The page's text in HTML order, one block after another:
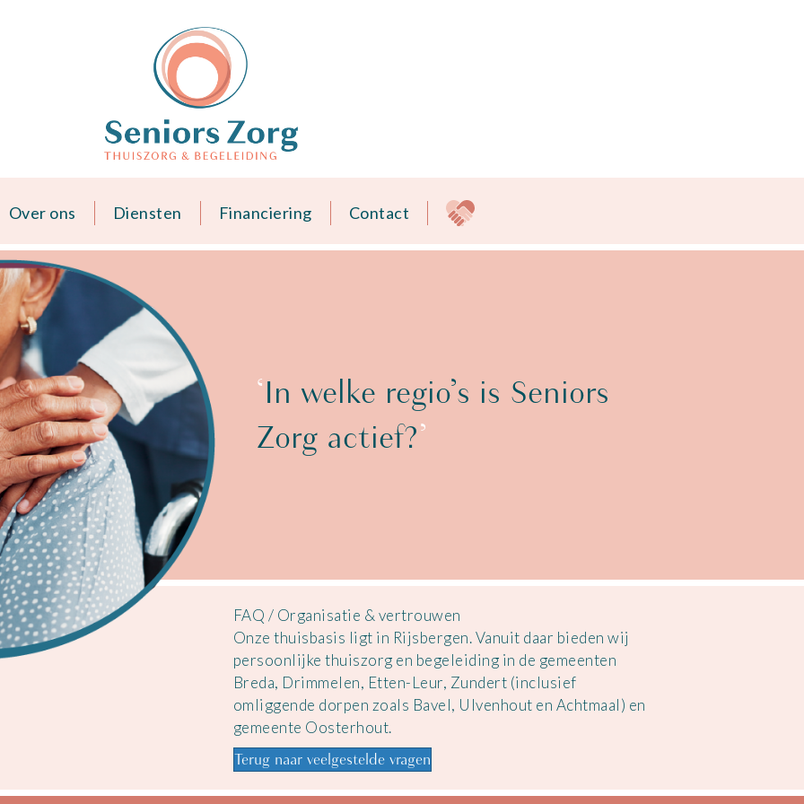
Over ons Diensten Financiering Contact
‘In welke regio’s is Seniors
Zorg actief?’
FAQ / Organisatie & vertrouwen
Onze thuisbasis ligt in Rijsbergen. Vanuit daar bieden wij
persoonlijke thuiszorg en begeleiding in de gemeenten
Breda, Drimmelen, Etten-Leur, Zundert (inclusief
omliggende dorpen zoals Bavel, Ulvenhout en Achtmaal) en
gemeente Oosterhout.
Terug naar veelgestelde vragen